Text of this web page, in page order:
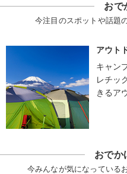
おで
今注目のスポットや話題
アウト
キャン
レチッ
きるア
おでか
今みんなが気になっている